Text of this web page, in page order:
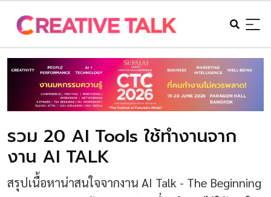
รวม 20 AI Tools ใช้ทำงานจาก
งาน AI TALK
สรุปเนื้อหาน่าสนใจจากงาน AI Talk - The Beginning